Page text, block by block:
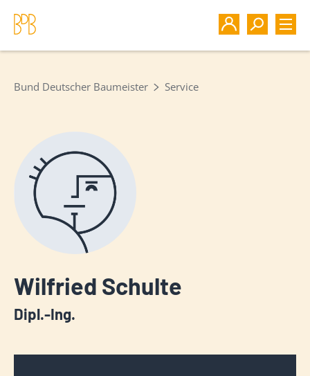
Bund Deutscher Baumeister Service
Wilfried Schulte
Dipl.-Ing.